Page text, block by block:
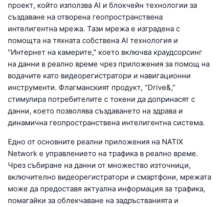
проект, който използва AI и блокчейн технологии за
създаване на отворена геопространствена
интелигентна мрежа. Тази мрежа е изградена с
помощта на тяхната собствена AI технология и
"Интернет на камерите," което включва краудсорсинг
на данни в реално време чрез приложения за помощ на
водачите като видеорегистратори и навигационни
инструменти. Флагманският продукт, “Drive&,”
стимулира потребителите с токени да допринасят с
данни, което позволява създаването на здрава и
динамична геопространствена интелигентна система.
Едно от основните реални приложения на NATIX
Network е управлението на трафика в реално време.
Чрез събиране на данни от множество източници,
включително видеорегистратори и смартфони, мрежата
може да предоставя актуална информация за трафика,
помагайки за облекчаване на задръстванията и